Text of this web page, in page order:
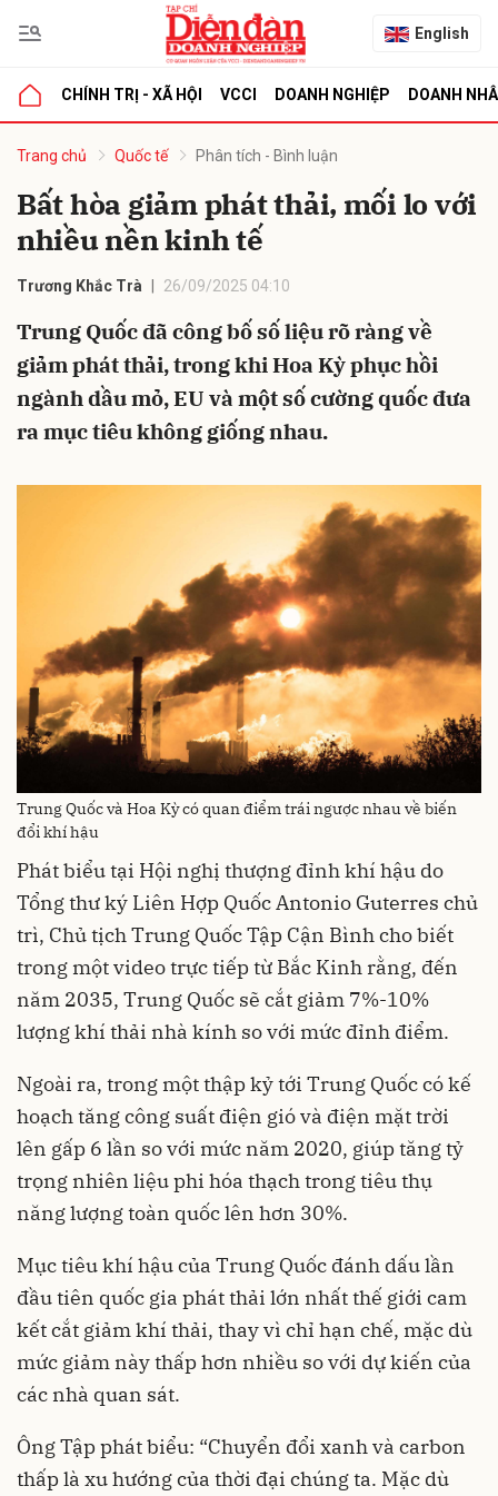
English
CHÍNH TRỊ - XÃ HỘI VCCI DOANH NGHIỆP DOANH
Trang chủ Quốc tế Phân tích - Bình luận
Bất hòa giảm phát thải, mối lo với
nhiều nền kinh tế
Trương Khắc Trà 26/09/2025 04:10
Trung Quốc đã công bố số liệu rõ ràng về
giảm phát thải, trong khi Hoa Kỳ phục hồi
ngành dầu mỏ, EU và một số cường quốc đưa
ra mục tiêu không giống nhau.
Trung Quốc và Hoa Kỳ có quan điểm trái ngược nhau về biến
đổi khí hậu
Phát biểu tại Hội nghị thượng đỉnh khí hậu do
Tổng thư ký Liên Hợp Quốc Antonio Guterres chủ
trì, Chủ tịch Trung Quốc Tập Cận Bình cho biết
trong một video trực tiếp từ Bắc Kinh rằng, đến
năm 2035, Trung Quốc sẽ cắt giảm 7%-10%
lượng khí thải nhà kính so với mức đỉnh điểm.
Ngoài ra, trong một thập kỷ tới Trung Quốc có kế
hoạch tăng công suất điện gió và điện mặt trời
lên gấp 6 lần so với mức năm 2020, giúp tăng tỷ
trọng nhiên liệu phi hóa thạch trong tiêu thụ
năng lượng toàn quốc lên hơn 30%.
Mục tiêu khí hậu của Trung Quốc đánh dấu lần
đầu tiên quốc gia phát thải lớn nhất thế giới cam
kết cắt giảm khí thải, thay vì chỉ hạn chế, mặc dù
mức giảm này thấp hơn nhiều so với dự kiến ​​của
các nhà quan sát.
Ông Tập phát biểu: “Chuyển đổi xanh và carbon
thấp là xu hướng của thời đại chúng ta. Mặc dù
luận
Hủy